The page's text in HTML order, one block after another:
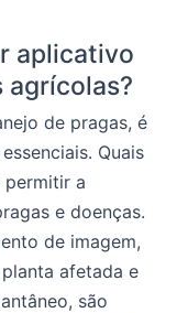
aplicativo
agrícolas?
de pragas, é
Quais
permitir a
e doenças.
de imagem,
afetada e
são